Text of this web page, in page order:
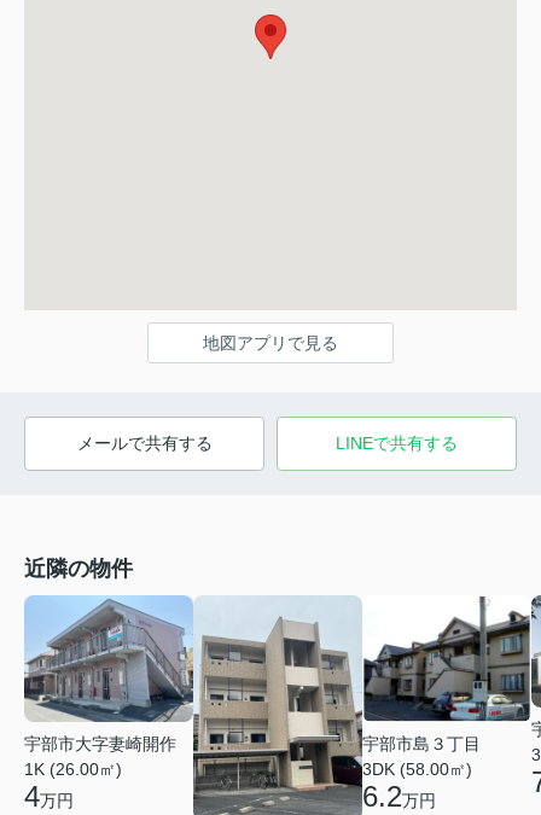
地図アプリで見る
メールで共有する LINEで共有する
近隣の物件
宇部市大字妻崎開作
1K (26.00㎡)
4万円
宇部市島３丁目
3DK (58.00㎡)
6.2万円